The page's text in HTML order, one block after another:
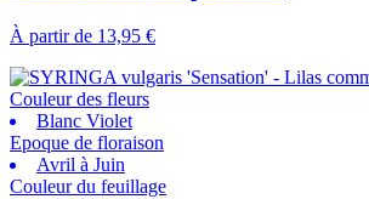
À partir de 13,95 €
Couleur des fleurs
Blanc Violet
Epoque de floraison
Avril à Juin
Couleur du feuillage